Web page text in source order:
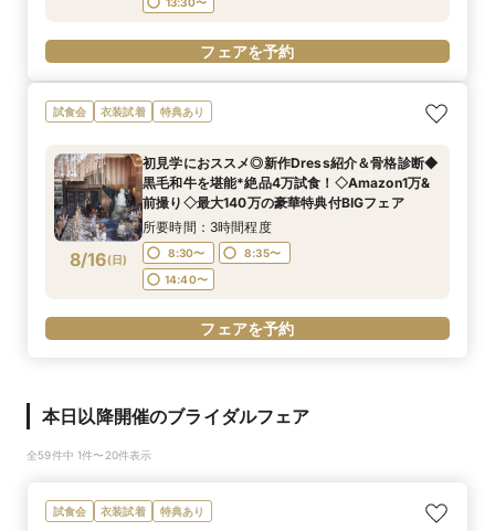
フェアを予約
試食会 衣装試着 特典あり
8/16(日)
初見学におススメ◎新作Dress紹介＆骨格診断◆
黒毛和牛を堪能*絶品4万試食！◇Amazon1万&
前撮り◇最大140万の豪華特典付BIGフェア
所要時間：3時間程度
8:30〜
8:35〜
14:40〜
フェアを予約
本日以降開催のブライダルフェア
全59件中 1件〜20件表示
試食会 衣装試着 特典あり